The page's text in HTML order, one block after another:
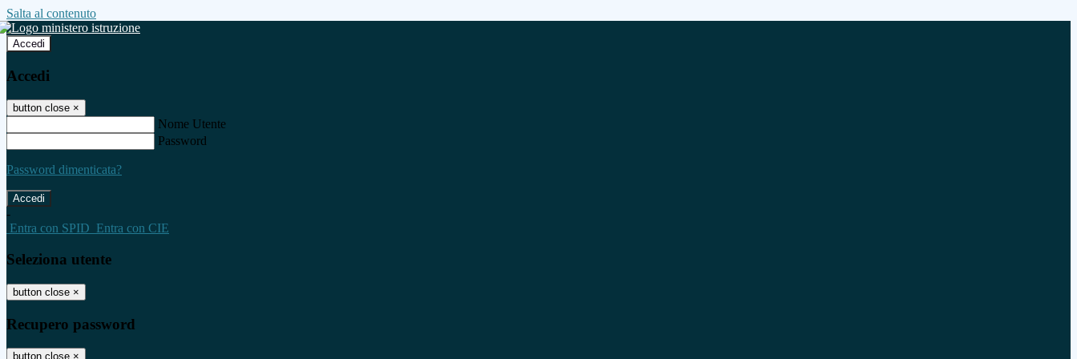
Salta al contenuto
Accedi
Accedi
button close ×
Nome Utente
Password
Password dimenticata?
-
Entra con SPID Entra con CIE
Seleziona utente
button close ×
Recupero password
button close ×